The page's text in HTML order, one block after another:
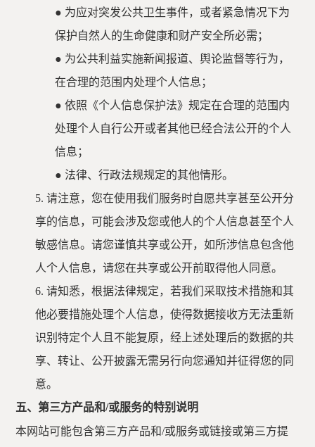
● 为应对突发公共卫生事件，或者紧急情况下为
保护自然人的生命健康和财产安全所必需；
● 为公共利益实施新闻报道、舆论监督等行为，
在合理的范围内处理个人信息；
●依照《个人信息保护法》规定在合理的范围内
处理个人自行公开或者其他已经合法公开的个人
信息；
● 法律、行政法规规定的其他情形。
5.请注意，您在使用我们服务时自愿共享甚至公开分
享的信息，可能会涉及您或他人的个人信息甚至个人
敏感信息。请您谨慎共享或公开，如所涉信息包含他
人个人信息，请您在共享或公开前取得他人同意。
6.请知悉，根据法律规定，若我们采取技术措施和其
他必要措施处理个人信息，使得数据接收方无法重新
识别特定个人且不能复原，经上述处理后的数据的共
享、转让、公开披露无需另行向您通知并征得您的同
意。
五、第三方产品和/或服务的特别说明
本网站可能包含第三方产品和/或服务或链接或第三方提